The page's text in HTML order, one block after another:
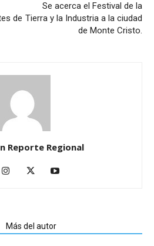
de
Se acerca el Festival de la
Tierra y la Industria a la ciudad
de Monte Cristo.
Reporte Regional
Más del autor